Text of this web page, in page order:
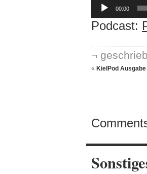
Player
00:00
Podcast:
¬
« KielPod